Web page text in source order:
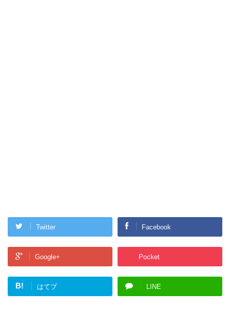
Twitter Facebook
Google+ Pocket
B! はてブ LINE